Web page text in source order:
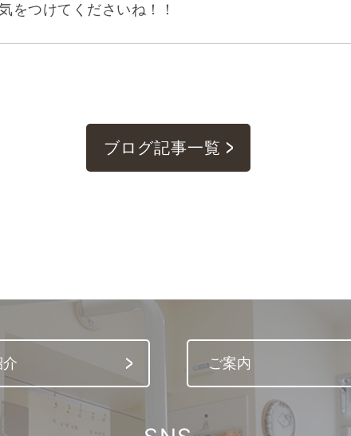
をつけてくださいね！！
ブログ記事一覧
ご案内